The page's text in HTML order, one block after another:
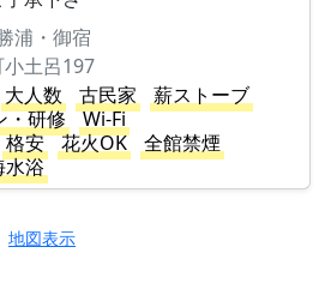
浦・御宿
土呂197
大人数 古民家
薪ストーブ
・研修
Wi-Fi
格安 花火OK
全館禁煙
水浴
地図表示